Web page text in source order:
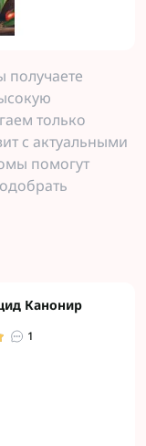
получаете
только
с актуальными
помогут
Канонир
1